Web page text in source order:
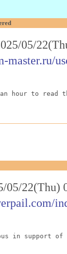
05/
master.ru/
hour to
05/
in support of